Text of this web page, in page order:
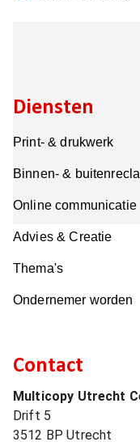
Diensten
Print- & drukwerk
Binnen- &
Online communicatie
Advies & Creatie
Thema's
Ondernemer worden
Contact
Multicopy Utrecht
Drift 5
3512 BP Utrecht